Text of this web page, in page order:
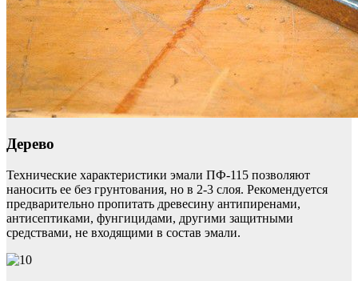
Дерево
Технические характеристики эмали ПФ-115 позволяют
наносить ее без грунтования, но в 2-3 слоя. Рекомендуется
предварительно пропитать древесину антипиренами,
антисептиками, фунгицидами, другими защитными
средствами, не входящими в состав эмали.